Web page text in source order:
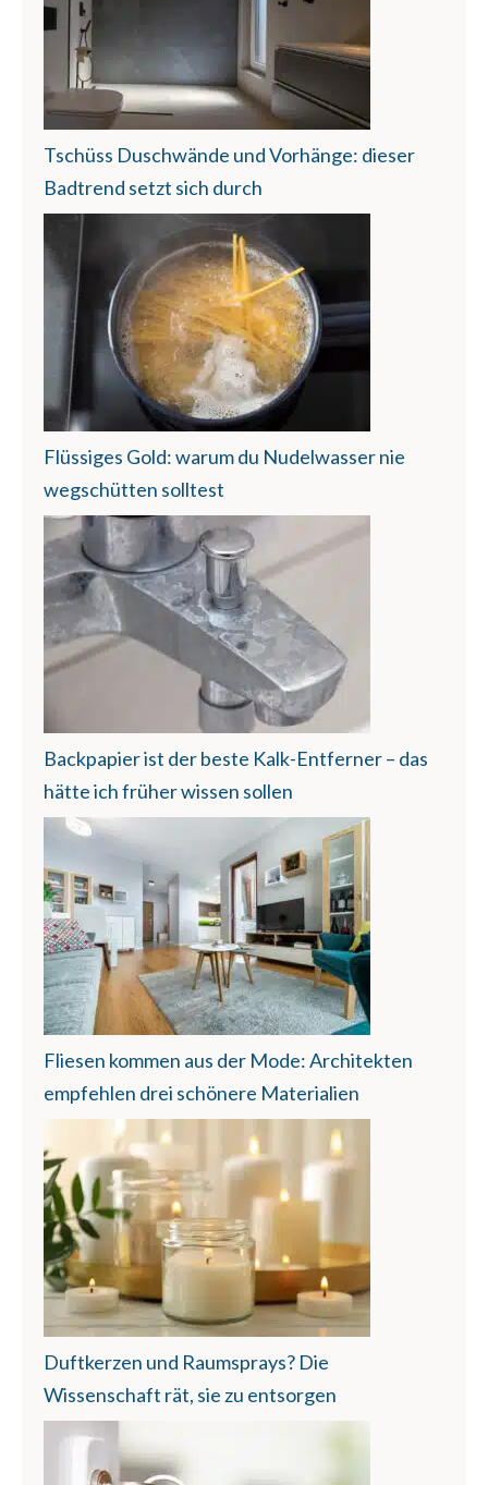
Tschüss Duschwände und Vorhänge: dieser
Badtrend setzt sich durch
Flüssiges Gold: warum du Nudelwasser nie
wegschütten solltest
Backpapier ist der beste Kalk-Entferner – das
hätte ich früher wissen sollen
Fliesen kommen aus der Mode: Architekten
empfehlen drei schönere Materialien
Duftkerzen und Raumsprays? Die
Wissenschaft rät, sie zu entsorgen